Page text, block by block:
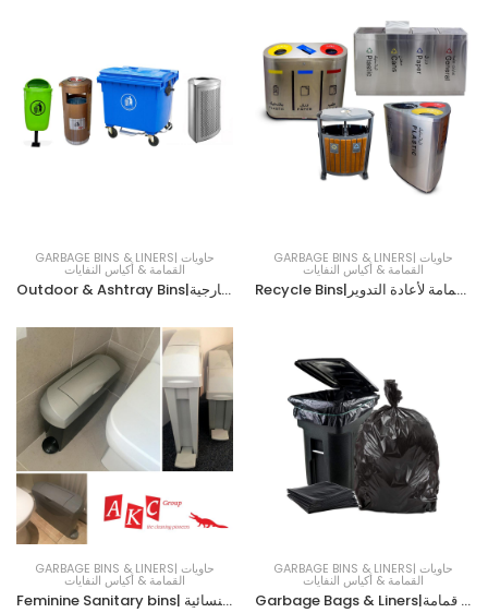
GARBAGE BINS & LINERS| حاويات
القمامة & أكياس النفايات
Outdoor & Ashtray Bins|منفضات سجائر خارجية
GARBAGE BINS & LINERS| حاويات
القمامة & أكياس النفايات
Recycle Bins|حاويات القمامة لأعادة التدوير
GARBAGE BINS & LINERS| حاويات
القمامة & أكياس النفايات
Feminine Sanitary bins| حاويات النفايات الصحية للتخلص من الفوط النسائية
GARBAGE BINS & LINERS| حاويات
القمامة & أكياس النفايات
Garbage Bags & Liners|أكياس قمامة